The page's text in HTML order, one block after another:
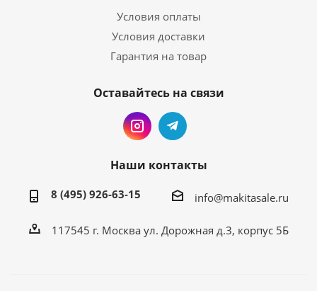
Условия оплаты
Условия доставки
Гарантия на товар
Оставайтесь на связи
Наши контакты
8 (495) 926-63-15 info@makitasale.ru
117545 г. Москва ул. Дорожная д.3, корпус 5Б